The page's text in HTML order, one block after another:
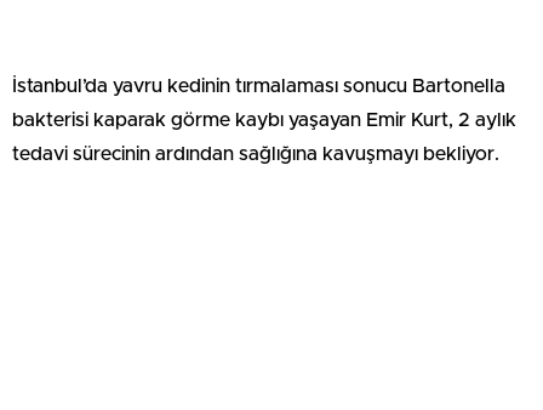
İstanbul’da yavru kedinin tırmalaması sonucu Bartonella
bakterisi kaparak görme kaybı yaşayan Emir Kurt, 2 aylık
tedavi sürecinin ardından sağlığına kavuşmayı bekliyor.